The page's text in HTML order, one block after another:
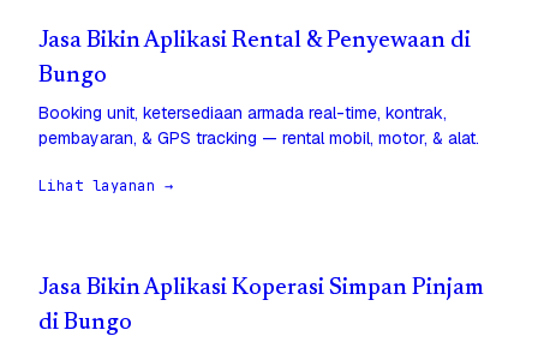
Jasa Bikin Aplikasi Rental & Penyewaan di
Bungo
Booking unit, ketersediaan armada real-time, kontrak,
pembayaran, & GPS tracking — rental mobil, motor, & alat.
Lihat layanan →
Jasa Bikin Aplikasi Koperasi Simpan Pinjam
di Bungo